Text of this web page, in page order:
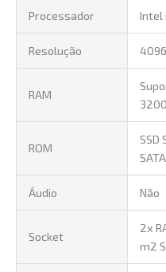
Processador Intel
Resolução
RAM
3200
ROM
SSD
SATA
Áudio Não
Socket
2x
m2